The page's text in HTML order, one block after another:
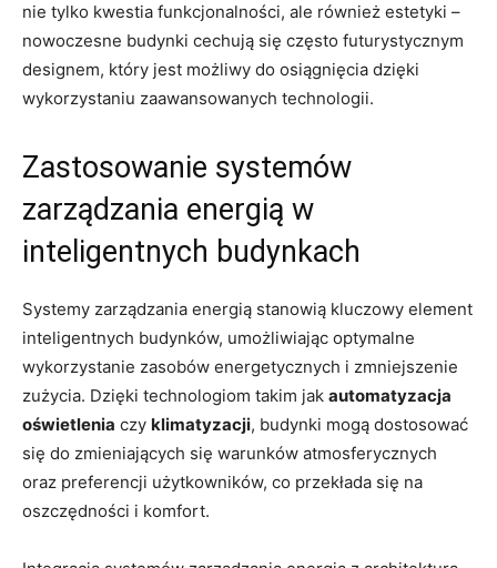
nie tylko ‌kwestia‌ funkcjonalności, ‍ale⁢ również estetyki –
nowoczesne budynki‍ cechują się często futurystycznym
designem, który jest możliwy‌ do osiągnięcia dzięki
wykorzystaniu zaawansowanych ‍technologii.
Zastosowanie systemów ​
zarządzania energią w
inteligentnych budynkach
Systemy zarządzania⁤ energią stanowią kluczowy element
inteligentnych ‍budynków, umożliwiając optymalne
‌wykorzystanie‌ zasobów energetycznych⁣ i zmniejszenie
zużycia. ​Dzięki ⁣technologiom‌ takim jak automatyzacja
oświetlenia czy klimatyzacji, budynki mogą ⁤dostosować
się⁤ do zmieniających się‌ warunków atmosferycznych⁣
oraz preferencji ⁤użytkowników, co przekłada się na
oszczędności i komfort.